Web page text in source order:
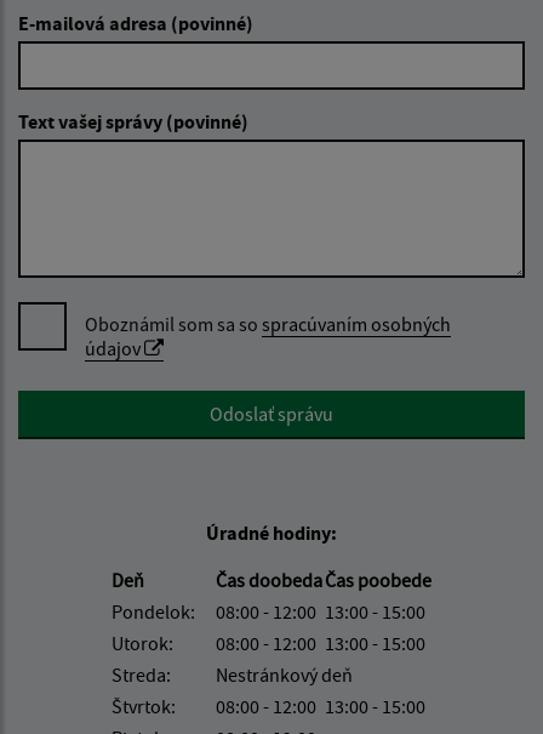
E-mailová adresa (povinné)
Text vašej správy (povinné)
Oboznámil som sa so spracúvaním osobných
údajov
Google reCaptcha ResponseOdoslať správu
Úradné hodiny:
Deň
Čas doobedaČas poobede
Pondelok:
08:00 - 12:00 13:00 - 15:00
Utorok:
08:00 - 12:00 13:00 - 15:00
Streda:
Nestránkový deň
Štvrtok:
08:00 - 12:00 13:00 - 15:00